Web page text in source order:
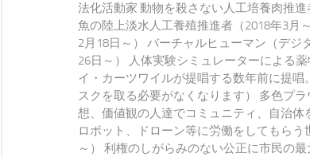
法化活動家 動物を殺さない人工培養肉推
魚の陸上淡水人工養殖推進者（2018年3月
2月18日～） バーチャルヒューマン（デジ
26日～） 人体実験シミュレーターによる
イ・カーツワイルが提唱する数年前に提唱
スクを取る必要がなくなります） 多色プ
想、価値観の人達でコミュニティ、自治体
ロボット、ドローン等に労働をしてもらう
～） 利権のしがらみのない公正に市民の